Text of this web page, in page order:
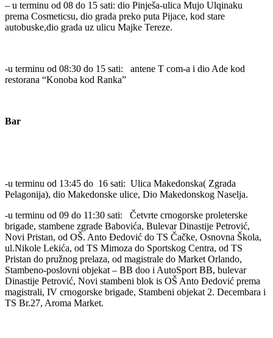
– u terminu od 08 do 15 sati: dio Pinješa-ulica Mujo Ulqinaku
prema Cosmeticsu, dio grada preko puta Pijace, kod stare
autobuske,dio grada uz ulicu Majke Tereze.
-u terminu od 08:30 do 15 sati: antene T com-a i dio Ade kod
restorana “Konoba kod Ranka”
Bar
-u terminu od 13:45 do 16 sati: Ulica Makedonska( Zgrada
Pelagonija), dio Makedonske ulice, Dio Makedonskog Naselja.
-u terminu od 09 do 11:30 sati: Četvrte crnogorske proleterske
brigade, stambene zgrade Babovića, Bulevar Dinastije Petrović,
Novi Pristan, od OŠ. Anto Đedović do TS Čačke, Osnovna Škola,
ul.Nikole Lekića, od TS Mimoza do Sportskog Centra, od TS
Pristan do pružnog prelaza, od magistrale do Market Orlando,
Stambeno-poslovni objekat – BB doo i AutoSport BB, bulevar
Dinastije Petrović, Novi stambeni blok is OŠ Anto Đedović prema
magistrali, IV crnogorske brigade, Stambeni objekat 2. Decembara i
TS Br.27, Aroma Market.